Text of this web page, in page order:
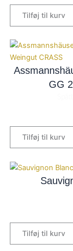
Tilføj til kurv
GG
Tilføj til kurv
Tilføj til kurv